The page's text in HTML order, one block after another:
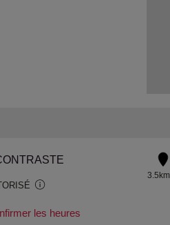
les heures
3.5km